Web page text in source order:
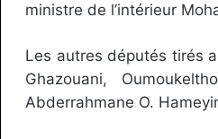
ministre de l’intérieur
Les autres députés tirés
Ghazouani,
Abderrahmane O.